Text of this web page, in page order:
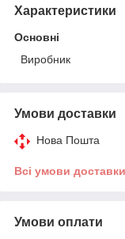
Характеристики
Основні
Виробник
Умови доставки
Нова Пошта
Всі умови доставки
Умови оплати